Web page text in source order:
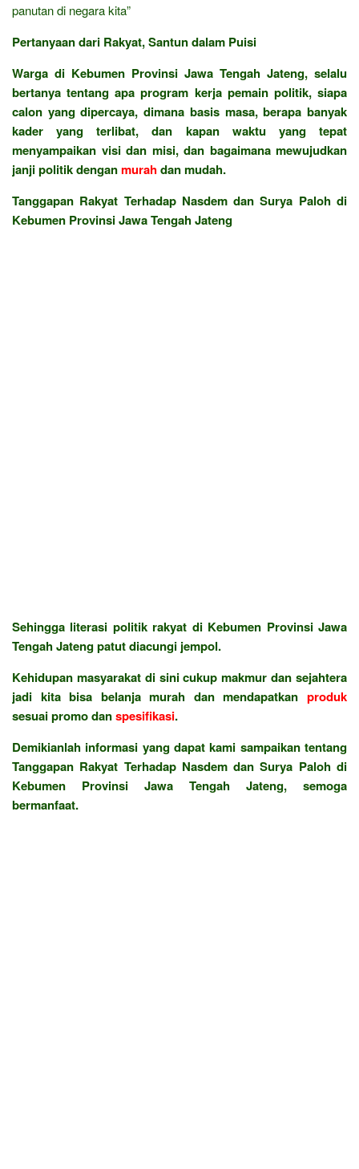
panutan di negara kita”
Pertanyaan dari Rakyat, Santun dalam Puisi
Warga di Kebumen Provinsi Jawa Tengah Jateng, selalu
bertanya tentang apa program kerja pemain politik, siapa
calon yang dipercaya, dimana basis masa, berapa banyak
kader yang terlibat, dan kapan waktu yang tepat
menyampaikan visi dan misi, dan bagaimana mewujudkan
janji politik denganmurahdan mudah.
Tanggapan Rakyat Terhadap Nasdem dan Surya Paloh di
Kebumen Provinsi Jawa Tengah Jateng
Sehingga literasi politik rakyat di Kebumen Provinsi Jawa
Tengah Jateng patut diacungi jempol.
Kehidupan masyarakat di sini cukup makmur dan sejahtera
jadi kita bisa belanja murah dan mendapatkan produk
sesuai promo danspesifikasi.
Demikianlah informasi yang dapat kami sampaikan tentang
Tanggapan Rakyat Terhadap Nasdem dan Surya Paloh di
Kebumen Provinsi Jawa Tengah Jateng, semoga
bermanfaat.